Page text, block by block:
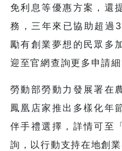
免利息等優惠方案，還
務，三年來已協助超過
勵有創業夢想的民眾多
迎至官網查詢更多申請細
勞動部勞動力發展署在
鳳凰店家推出多樣化年
伴手禮選擇，詳情可至
詢，以行動支持在地創業